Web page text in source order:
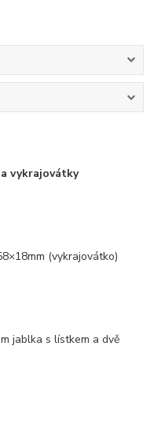
vykrajovátky
(vykrajovátko)
jablka s lístkem a dvě